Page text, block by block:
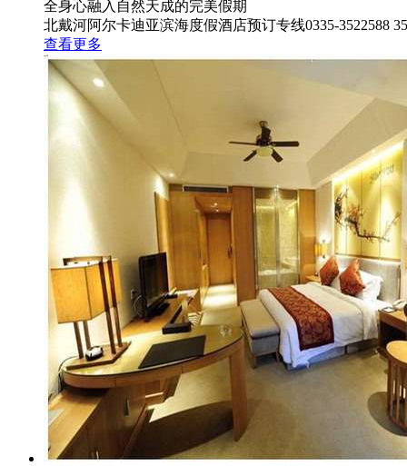
全身心融入自然天成的完美假期
北戴河阿尔卡迪亚滨海度假酒店预订专线0335-3522588
查看更多